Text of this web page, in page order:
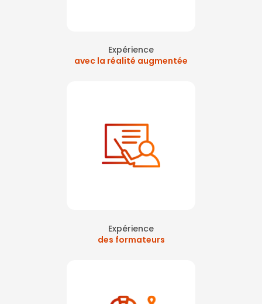
Expérience
avec la réalité augmentée
Expérience
des formateurs